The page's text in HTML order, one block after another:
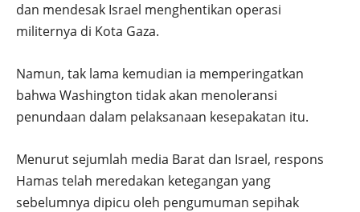
dan mendesak Israel menghentikan operasi
militernya di Kota Gaza.
Namun, tak lama kemudian ia memperingatkan
bahwa Washington tidak akan menoleransi
penundaan dalam pelaksanaan kesepakatan itu.
Menurut sejumlah media Barat dan Israel, respons
Hamas telah meredakan ketegangan yang
sebelumnya dipicu oleh pengumuman sepihak